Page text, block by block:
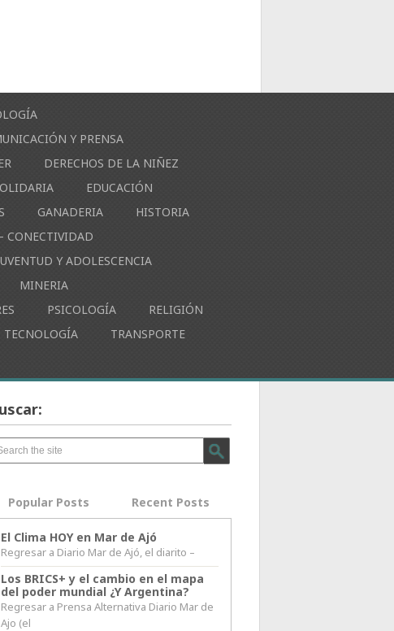
Y PRENSA
DERECHOS DE LA NIÑEZ
EDUCACIÓN
GANADERIA
HISTORIA
CONECTIVIDAD
Y ADOLESCENCIA
MINERIA
PSICOLOGÍA
RELIGIÓN
TECNOLOGÍA
TRANSPORTE
Popular Posts Recent Posts
El Clima HOY en Mar de Ajó
Regresar a Diario Mar de Ajó, el diarito –
Los BRICS+ y el cambio en el mapa
del poder mundial ¿Y Argentina?
Regresar a Prensa Alternativa Diario Mar de
Ajo (el